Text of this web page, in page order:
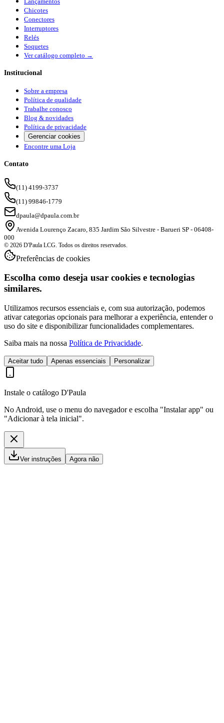
Chicotes
Conectores
Interruptores
Relés
Soquetes
Ver catálogo completo →
Institucional
Sobre a empresa
Política de qualidade
Trabalhe conosco
Blog & novidades
Política de privacidade
Gerenciar cookies
Encontre uma Loja
Contato
(11) 4199-3737
(11) 99846-1779
dpaula@dpaula.com.br
Avenida Lourenço Zacaro, 835 Jardim São Silvestre - Barueri SP - 06408-
000
© 2026 D'Paula LCG. Todos os direitos reservados.
Preferências de cookies
Escolha como deseja usar cookies e tecnologias
similares.
Utilizamos recursos essenciais e, com sua autorização, podemos
ativar categorias opcionais para melhorar a experiência, entender o
uso do site e disponibilizar funcionalidades complementares.
Saiba mais na nossa Política de Privacidade.
Aceitar tudo Apenas essenciais Personalizar
Instale o catálogo D'Paula
No Android, use o menu do navegador e escolha "Instalar app" ou
"Adicionar à tela inicial".
Ver instruções Agora não